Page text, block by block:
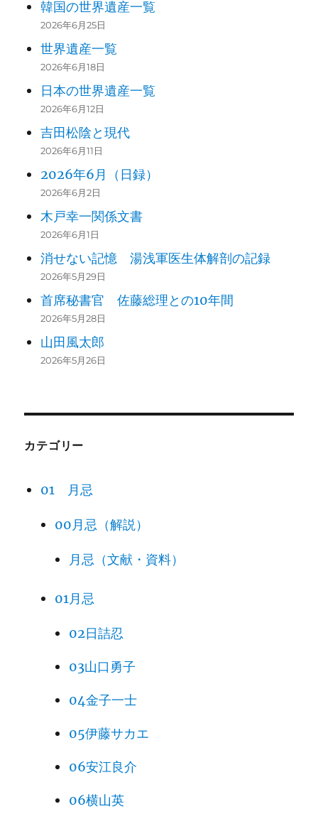
韓国の世界遺産一覧
2026年6月25日
世界遺産一覧
2026年6月18日
日本の世界遺産一覧
2026年6月12日
吉田松陰と現代
2026年6月11日
2026年6月（日録）
2026年6月2日
木戸幸一関係文書
2026年6月1日
消せない記憶 湯浅軍医生体解剖の記録
2026年5月29日
首席秘書官 佐藤総理との10年間
2026年5月28日
山田風太郎
2026年5月26日
カテゴリー
01 月忌
00月忌（解説）
月忌（文献・資料）
01月忌
02日詰忍
03山口勇子
04金子一士
05伊藤サカエ
06安江良介
06横山英